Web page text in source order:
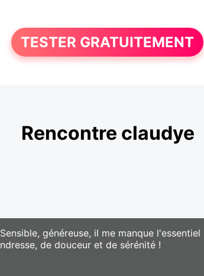
TESTER GRATUITEMENT
Rencontre claudye
Sensible, généreuse, il me manque
ndresse, de douceur et de sérénité !